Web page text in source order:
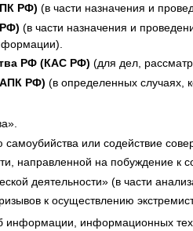
РФ) (в части назначения и
(в части назначения и
РФ (КАС РФ) (для дел,
РФ) (в определенных случаях,
или содействие
направленной на побуждение к
деятельности» (в части
к осуществлению
информации, информационных